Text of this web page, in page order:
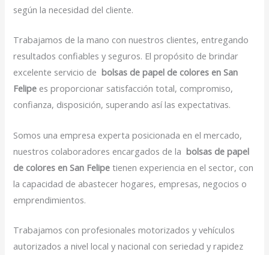
según la necesidad del cliente.
Trabajamos de la mano con nuestros clientes, entregando
resultados confiables y seguros. El propósito de brindar
excelente servicio debolsas de papel de colores en San
Felipe es proporcionar satisfacción total, compromiso,
confianza, disposición, superando así las expectativas.
Somos una empresa experta posicionada en el mercado,
nuestros colaboradores encargados de labolsas de papel
de colores en San Felipetienen experiencia en el sector, con
la capacidad de abastecer hogares, empresas, negocios o
emprendimientos.
Trabajamos con profesionales motorizados y vehículos
autorizados a nivel local y nacional con seriedad y rapidez